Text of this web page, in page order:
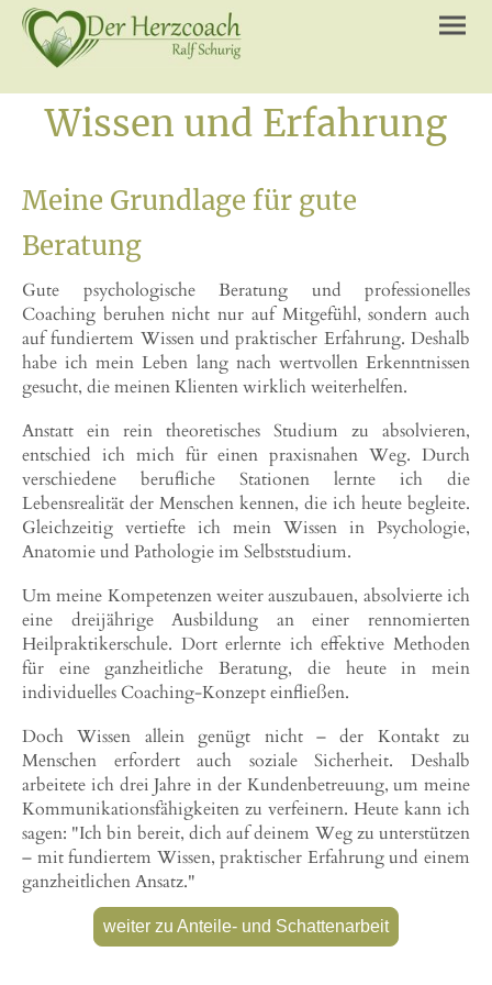
Wissen und Erfahrung
Meine Grundlage für gute
Beratung
Gute psychologische Beratung und professionelles
Coaching beruhen nicht nur auf Mitgefühl, sondern auch
auf fundiertem Wissen und praktischer Erfahrung. Deshalb
habe ich mein Leben lang nach wertvollen Erkenntnissen
gesucht, die meinen Klienten wirklich weiterhelfen.
Anstatt ein rein theoretisches Studium zu absolvieren,
entschied ich mich für einen praxisnahen Weg. Durch
verschiedene berufliche Stationen lernte ich die
Lebensrealität der Menschen kennen, die ich heute begleite.
Gleichzeitig vertiefte ich mein Wissen in Psychologie,
Anatomie und Pathologie im Selbststudium.
Um meine Kompetenzen weiter auszubauen, absolvierte ich
eine dreijährige Ausbildung an einer rennomierten
Heilpraktikerschule. Dort erlernte ich effektive Methoden
für eine ganzheitliche Beratung, die heute in mein
individuelles Coaching-Konzept einfließen.
Doch Wissen allein genügt nicht – der Kontakt zu
Menschen erfordert auch soziale Sicherheit. Deshalb
arbeitete ich drei Jahre in der Kundenbetreuung, um meine
Kommunikationsfähigkeiten zu verfeinern. Heute kann ich
sagen: "Ich bin bereit, dich auf deinem Weg zu unterstützen
– mit fundiertem Wissen, praktischer Erfahrung und einem
ganzheitlichen Ansatz."
weiter zu Anteile- und Schattenarbeit